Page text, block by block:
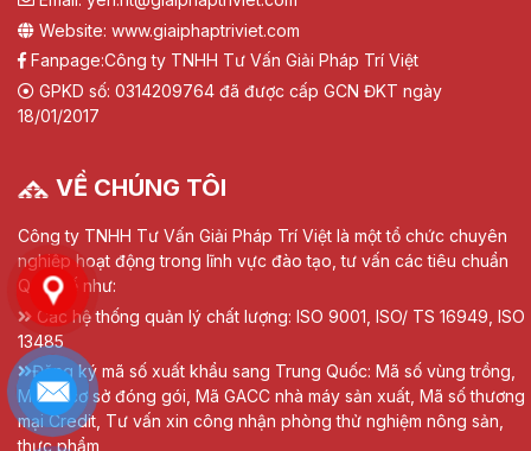
Website: www.giaiphaptriviet.com
Fanpage:Công ty TNHH Tư Vấn Giải Pháp Trí Việt
GPKD số: 0314209764 đã được cấp GCN ĐKT ngày
18/01/2017
VỀ CHÚNG TÔI
Công ty TNHH Tư Vấn Giải Pháp Trí Việt là một tổ chức chuyên
nghiệp hoạt động trong lĩnh vực đào tạo, tư vấn các tiêu chuẩn
Quốc tế như:
Các hệ thống quản lý chất lượng: ISO 9001, ISO/ TS 16949, ISO
13485
Đăng ký mã số xuất khẩu sang Trung Quốc: Mã số vùng trồng,
Mã số cơ sở đóng gói, Mã GACC nhà máy sản xuất, Mã số thương
mại Credit, Tư vấn xin công nhận phòng thử nghiệm nông sản,
thực phẩm